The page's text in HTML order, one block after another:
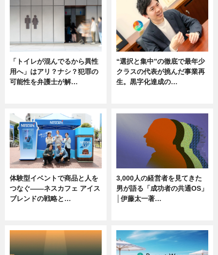
「トイレが混んでるから異性
用へ」はアリ？ナシ？犯罪の
可能性を弁護士が解…
“選択と集中”の徹底で最年少
クラスの代表が挑んだ事業再
生。黒字化達成の…
体験型イベントで商品と人を
つなぐ――ネスカフェ アイス
ブレンドの戦略と…
3,000人の経営者を見てきた
男が語る「成功者の共通OS」
│伊藤太一著…